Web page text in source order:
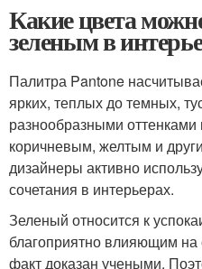
Какие цвета
зеленым в
Палитра Pantone
ярких, теплых до темных,
разнообразными
коричневым, желтым и
дизайнеры активно
сочетания в интерьерах.
Зеленый относится к
благоприятно влияющим на
факт доказан учеными.